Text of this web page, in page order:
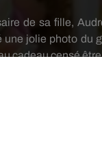
de sa fille,
une jolie photo du
cadeau censé
la
n’y voyait lui